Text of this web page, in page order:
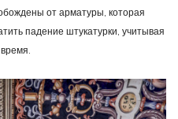
от арматуры, которая
падение штукатурки, учитывая